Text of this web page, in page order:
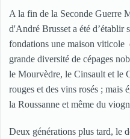
A la fin de la Seconde Guerre
d'André Brusset a été d’établir
fondations une maison viticole
grande diversité de cépages
le Mourvèdre, le Cinsault et le
rouges et des vins rosés ; mais
la Roussanne et même du
Deux générations plus tard, le